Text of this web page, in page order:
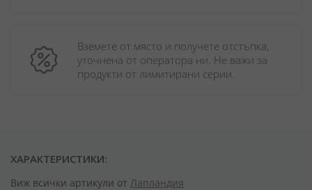
Вземете от място и получете отстъпка,
уточнена от оператора ни. Не важи за
продукти от лимитирани серии.
ХАРАКТЕРИСТИКИ:
Виж всички артикули от Лапландия